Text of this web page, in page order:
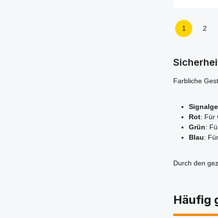
mithoher
Seite
1
Seite
2
Farbliche
Rot: Für
Grün:
Blau:
Durch den
Häufig